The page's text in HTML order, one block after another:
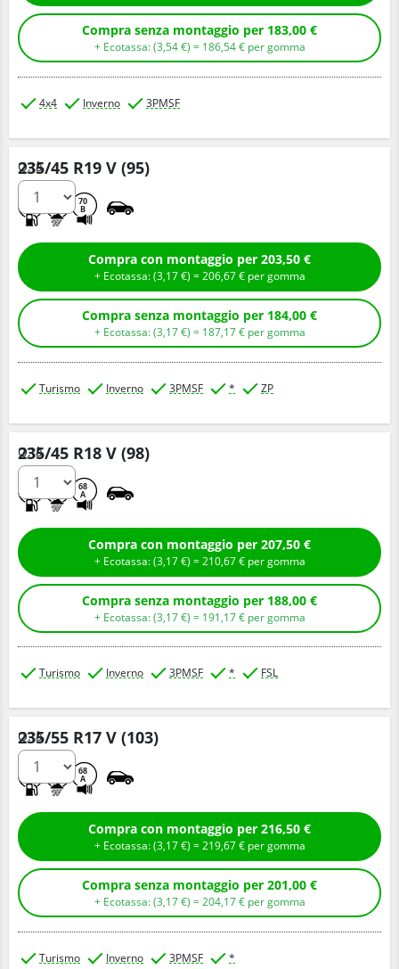
Compra senza montaggio per 183,00 €
+ Ecotassa: (3,54€ ) = 186,54€ per gomma
4x4 Inverno 3PMSF
235/45 R19 V (95)
70
B
Q.tà
Compra con montaggio per 203,50 €
+ Ecotassa: (3,17€ ) =206,67€ per gomma
Compra senza montaggio per 184,00 €
+ Ecotassa: (3,17€ ) = 187,17€ per gomma
Turismo Inverno 3PMSF * ZP
235/45 R18 V (98)
68
A
Q.tà
Compra con montaggio per 207,50 €
+ Ecotassa: (3,17€ ) =210,67€ per gomma
Compra senza montaggio per 188,00 €
+ Ecotassa: (3,17€ ) = 191,17€ per gomma
Turismo Inverno 3PMSF * FSL
235/55 R17 V (103)
68
A
Q.tà
Compra con montaggio per 216,50 €
+ Ecotassa: (3,17€ ) =219,67€ per gomma
Compra senza montaggio per 201,00 €
+ Ecotassa: (3,17€ ) =204,17€ per gomma
Turismo Inverno 3PMSF *